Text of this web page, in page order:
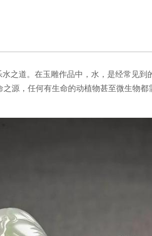
之道。在玉雕作品中，水，是经常见到
源，任何有生命的动植物甚至微生物都